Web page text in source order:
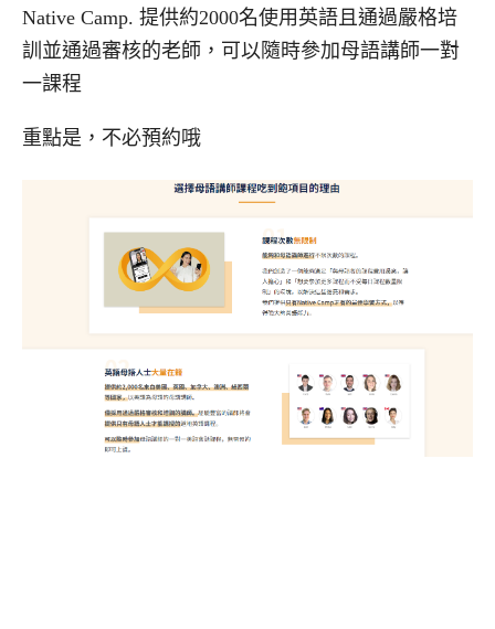
Native Camp. 提供約2000名使用英語且通過嚴格培
訓並通過審核的老師，可以隨時參加母語講師一對
一課程
重點是，不必預約哦